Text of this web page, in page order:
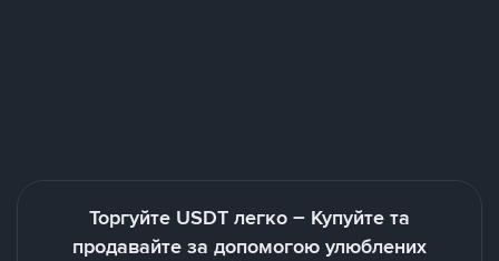
Торгуйте USDT легко – Купуйте та
продавайте за допомогою улюблених